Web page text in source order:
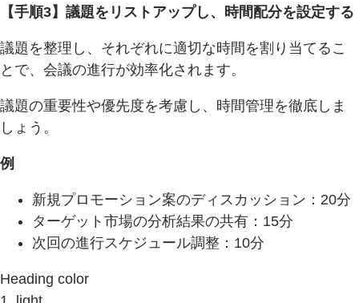
【手順3】議題をリストアップし、時間配分を設定する
議題を整理し、それぞれに適切な時間を割り当てるこ
とで、会議の進行が効率化されます。
議題の重要性や優先度を考慮し、時間管理を徹底しま
しょう。
例
新規プロモーション案のディスカッション：20分
ターゲット市場の分析結果の共有：15分
次回の進行スケジュール調整：10分
Heading color